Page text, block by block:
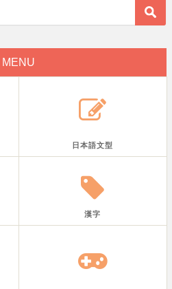
MENU
日本語文型
漢字